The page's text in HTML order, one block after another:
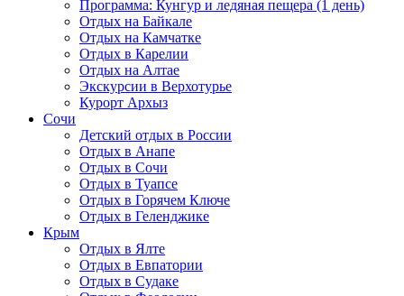
Программа: Кунгур и ледяная пещера (1 день)
Отдых на Байкале
Отдых на Камчатке
Отдых в Карелии
Отдых на Алтае
Экскурсии в Верхотурье
Курорт Архыз
Сочи
Детский отдых в России
Отдых в Анапе
Отдых в Сочи
Отдых в Туапсе
Отдых в Горячем Ключе
Отдых в Геленджике
Крым
Отдых в Ялте
Отдых в Евпатории
Отдых в Судаке